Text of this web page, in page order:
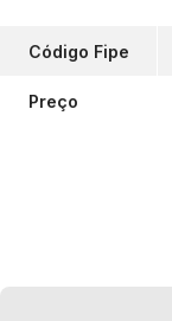
Código Fipe
Preço